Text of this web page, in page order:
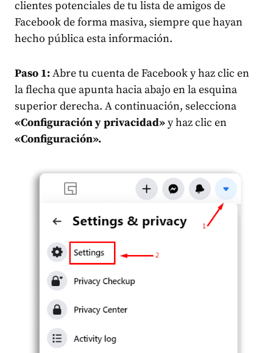
clientes potenciales de tu lista de amigos de
Facebook de forma masiva, siempre que hayan
hecho pública esta información.
Paso 1:Abre tu cuenta de Facebook y haz clic en
la flecha que apunta hacia abajo en la esquina
superior derecha. A continuación, selecciona
«Configuración y privacidad»y haz clic en
«Configuración».